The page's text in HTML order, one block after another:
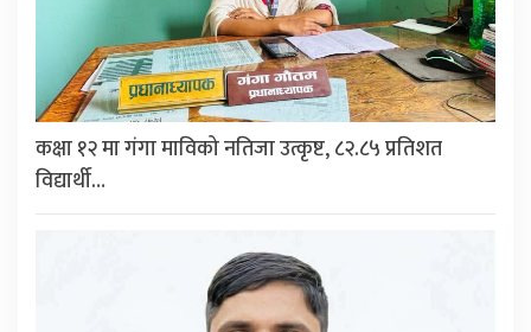
कक्षा १२ मा गंगा माविको नतिजा उत्कृष्ट, ८२.८५ प्रतिशत
विद्यार्थी…